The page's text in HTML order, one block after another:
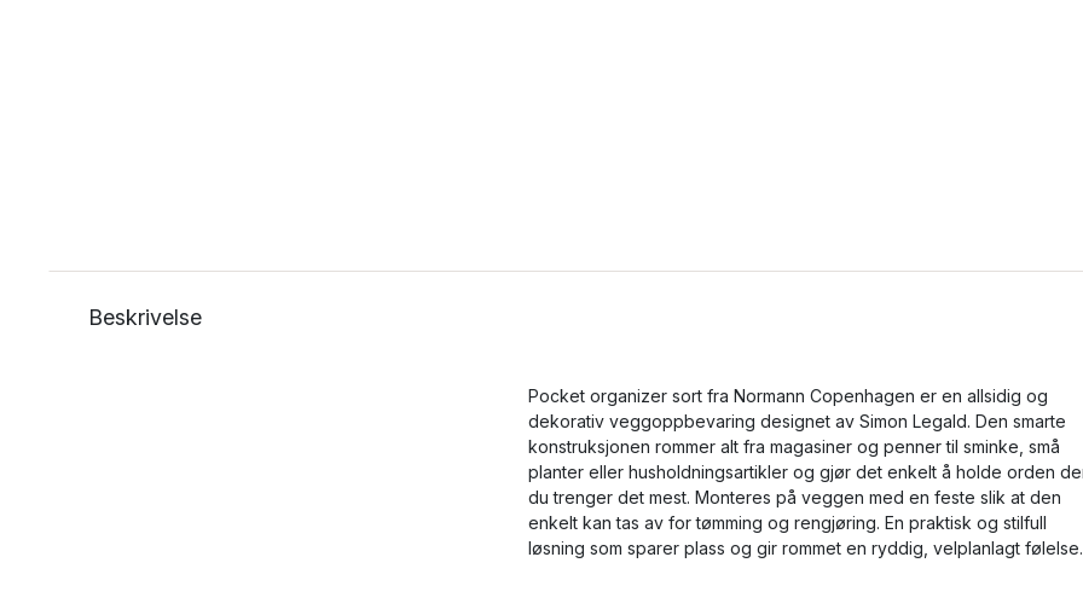
Beskrivelse
Pocket organizer sort fra Normann Copenhagen er en allsidig og
dekorativ veggoppbevaring designet av Simon Legald. Den smarte
konstruksjonen rommer alt fra magasiner og penner til sminke, små
planter eller husholdningsartikler og gjør det enkelt å holde orden
du trenger det mest. Monteres på veggen med en feste slik at den
enkelt kan tas av for tømming og rengjøring. En praktisk og stilfull
løsning som sparer plass og gir rommet en ryddig, velplanlagt følelse.